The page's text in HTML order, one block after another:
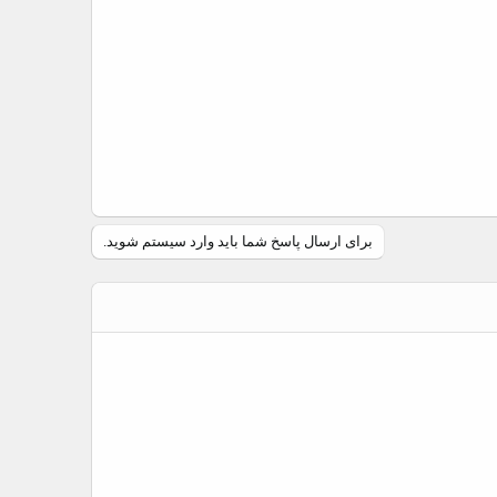
برای ارسال پاسخ شما باید وارد سیستم شوید.